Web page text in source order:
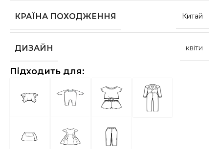
КРАЇНА ПОХОДЖЕННЯ Китай
ДИЗАЙН квіти
Підходить для: